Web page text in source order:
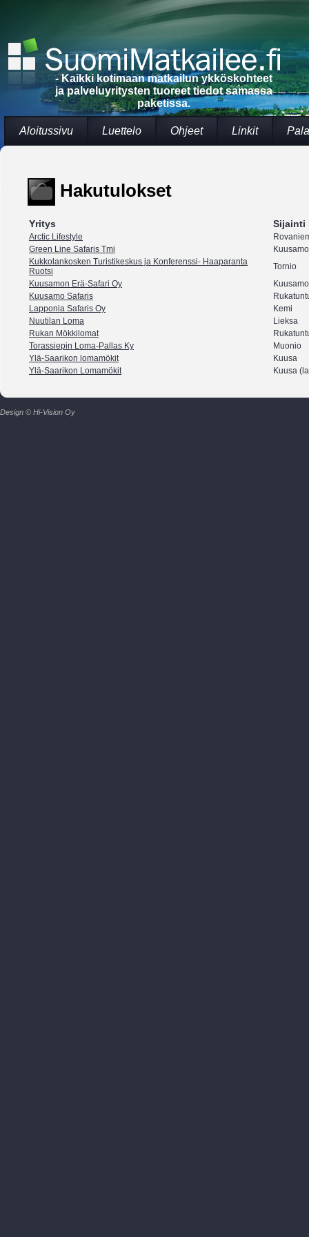
- Kaikki kotimaan matkailun ykköskohteet
ja palveluyritysten tuoreet tiedot samassa
paketissa.
Aloitussivu Luettelo Ohjeet Linkit
Hakutulokset
Yritys Sijainti
Arctic Lifestyle
Green Line Safaris Tmi
Kuusamo
Kukkolankosken Turistikeskus ja Konferenssi- Haaparanta
Ruotsi
Tornio
Kuusamon Erä-Safari Oy
Kuusamo
Kuusamo Safaris
Lapponia Safaris Oy
Kemi
Nuutilan Loma
Lieksa
Rukan Mökkilomat
Torassiepin Loma-Pallas Ky
Muonio
Ylä-Saarikon lomamökit
Kuusa
Ylä-Saarikon Lomamökit
Kuusa
Design © Hi-Vision Oy